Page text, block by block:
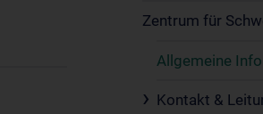
Zentrum für
Allgemeine
Kontakt &